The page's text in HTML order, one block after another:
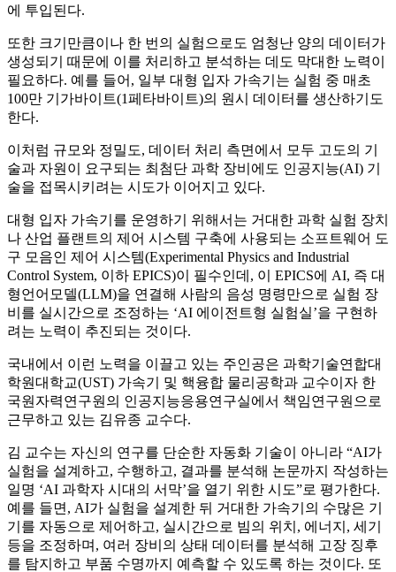
에 투입된다.
또한 크기만큼이나 한 번의 실험으로도 엄청난 양의 데이터가
생성되기 때문에 이를 처리하고 분석하는 데도 막대한 노력이
필요하다. 예를 들어, 일부 대형 입자 가속기는 실험 중 매초
100만 기가바이트(1페타바이트)의 원시 데이터를 생산하기도
한다.
이처럼 규모와 정밀도, 데이터 처리 측면에서 모두 고도의 기
술과 자원이 요구되는 최첨단 과학 장비에도 인공지능(AI) 기
술을 접목시키려는 시도가 이어지고 있다.
대형 입자 가속기를 운영하기 위해서는 거대한 과학 실험 장치
나 산업 플랜트의 제어 시스템 구축에 사용되는 소프트웨어 도
구 모음인 제어 시스템(Experimental Physics and Industrial
Control System, 이하 EPICS)이 필수인데, 이 EPICS에 AI, 즉 대
형언어모델(LLM)을 연결해 사람의 음성 명령만으로 실험 장
비를 실시간으로 조정하는 ‘AI 에이전트형 실험실’을 구현하
려는 노력이 추진되는 것이다.
국내에서 이런 노력을 이끌고 있는 주인공은 과학기술연합대
학원대학교(UST) 가속기 및 핵융합 물리공학과 교수이자 한
국원자력연구원의 인공지능응용연구실에서 책임연구원으로
근무하고 있는 김유종 교수다.
김 교수는 자신의 연구를 단순한 자동화 기술이 아니라 “AI가
실험을 설계하고, 수행하고, 결과를 분석해 논문까지 작성하는
일명 ‘AI 과학자 시대의 서막’을 열기 위한 시도”로 평가한다.
예를 들면, AI가 실험을 설계한 뒤 거대한 가속기의 수많은 기
기를 자동으로 제어하고, 실시간으로 빔의 위치, 에너지, 세기
등을 조정하며, 여러 장비의 상태 데이터를 분석해 고장 징후
를 탐지하고 부품 수명까지 예측할 수 있도록 하는 것이다. 또